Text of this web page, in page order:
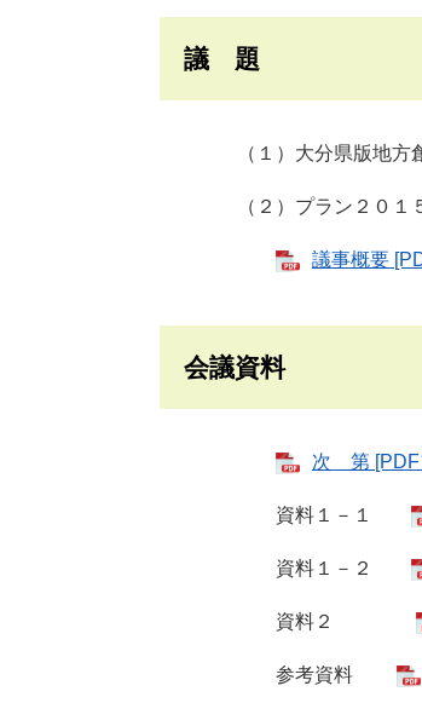
議 題
（１）大分県版地方創生
（２）プラン２０１５
議事概要
会議資料
次 第 [PDF
資料１－１
資料１－２
資料２
参考資料